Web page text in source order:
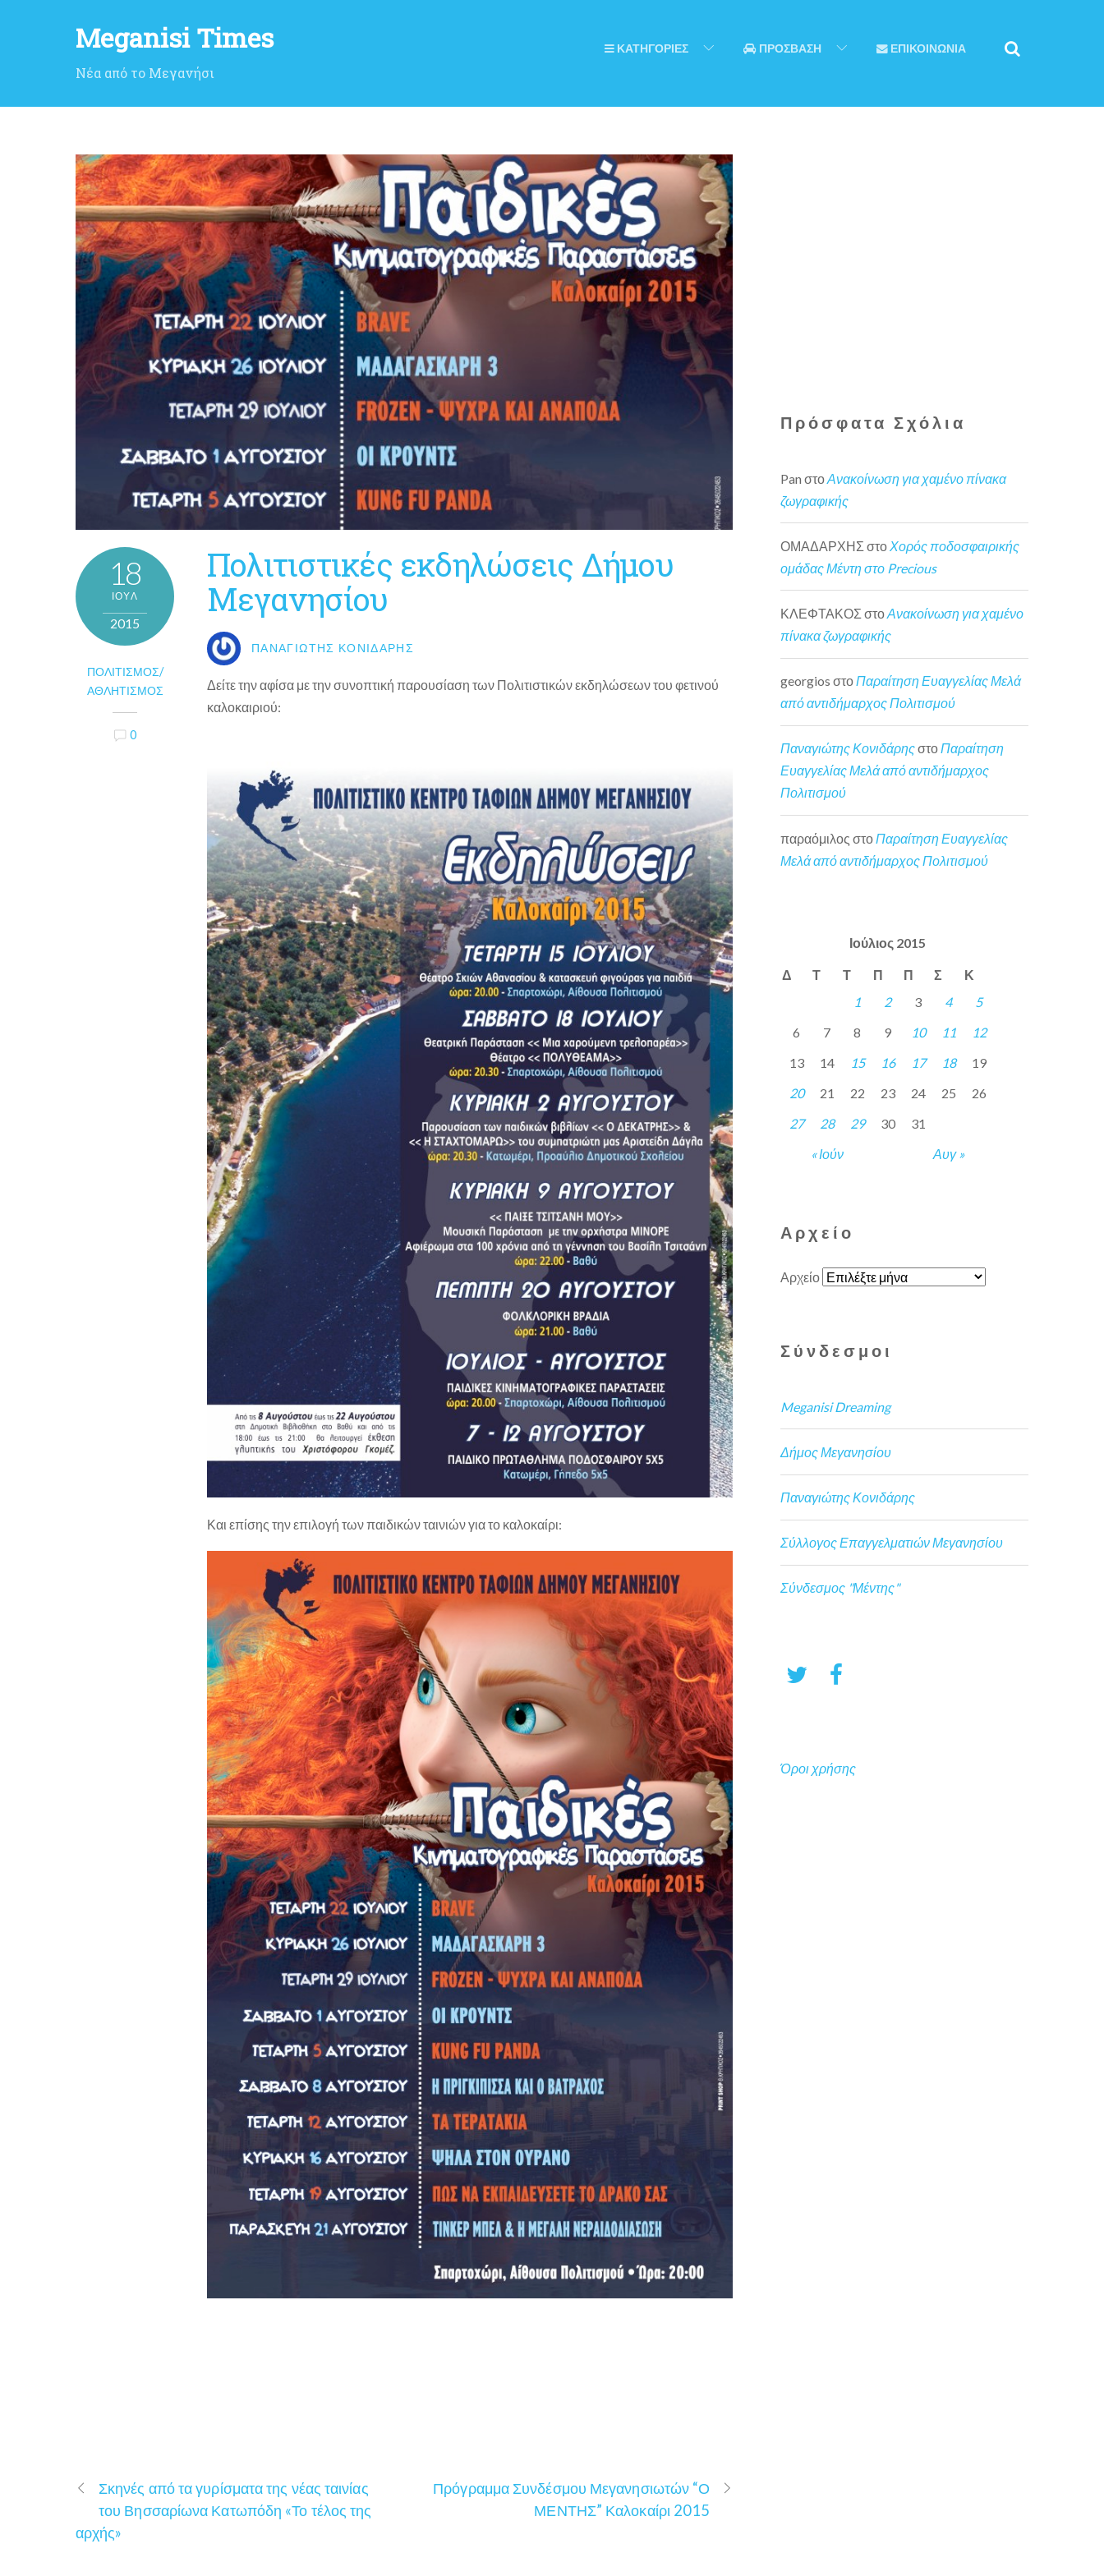
Meganisi Times
Νέα από το Μεγανήσι
ΚΑΤΗΓΟΡΙΕΣ ΠΡΟΣΒΑΣΗ ΕΠΙΚΟΙΝΩΝΙΑ
18
ΙΟΎΛ
2015
ΠΟΛΙΤΙΣΜΌΣ/
ΑΘΛΗΤΙΣΜΌΣ
0
Πολιτιστικές εκδηλώσεις Δήμου
Μεγανησίου
ΠΑΝΑΓΙΏΤΗΣ ΚΟΝΙΔΆΡΗΣ
Δείτε την αφίσα με την συνοπτική παρουσίαση των Πολιτιστικών εκδηλώσεων του φετινού
καλοκαιριού:
Και επίσης την επιλογή των παιδικών ταινιών για το καλοκαίρι:
Σκηνές από τα γυρίσματα της νέας ταινίας
του Βησσαρίωνα Κατωπόδη «Το τέλος της
αρχής»
Πρόγραμμα Συνδέσμου Μεγανησιωτών “Ο
ΜΕΝΤΗΣ” Καλοκαίρι 2015
Πρόσφατα Σχόλια
Pan στοΑνακοίνωση για χαμένο πίνακα
ζωγραφικής
ΟΜΑΔΑΡΧΗΣ στο Χορός ποδοσφαιρικής
ομάδας Μέντη στο Precious
ΚΛΕΦΤΑΚΟΣ στοΑνακοίνωση για χαμένο
πίνακα ζωγραφικής
georgios στοΠαραίτηση Ευαγγελίας Μελά
από αντιδήμαρχος Πολιτισμού
Παναγιώτης ΚονιδάρηςστοΠαραίτηση
Ευαγγελίας Μελά από αντιδήμαρχος
Πολιτισμού
παραόμιλος στο Παραίτηση Ευαγγελίας
Μελά από αντιδήμαρχος Πολιτισμού
Ιούλιος 2015
Δ Τ Τ Π Π Σ Κ
« Ιούν Αυγ »
1 2 3 4
5
6
7 8 9 10 11
12
13
14 15 16 17 18
19
20
21 22 23 24 25
26
27
28 29 30 31
Αρχείο
Αρχείο
Σύνδεσμοι
Meganisi Dreaming
Δήμος Μεγανησίου
Παναγιώτης Κονιδάρης
Σύλλογος Επαγγελματιών Μεγανησίου
Σύνδεσμος "Μέντης"
Όροι χρήσης